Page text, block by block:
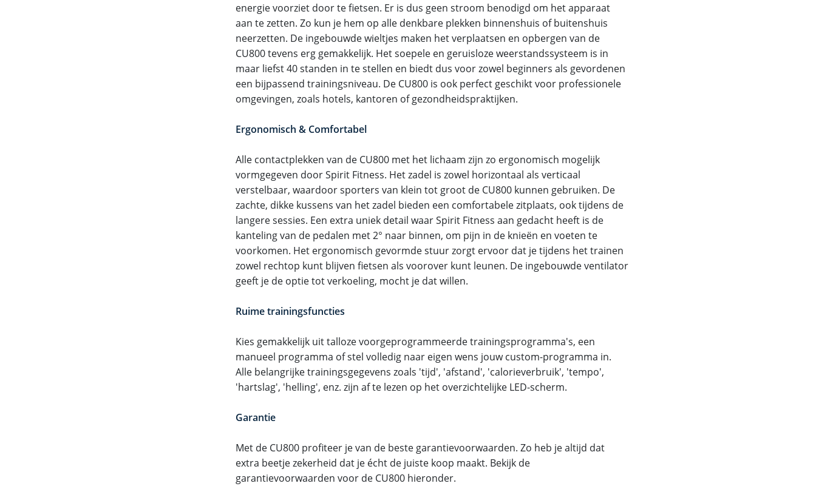
energie voorziet door te fietsen. Er is dus geen stroom benodigd om het apparaat
aan te zetten. Zo kun je hem op alle denkbare plekken binnenshuis of buitenshuis
neerzetten. De ingebouwde wieltjes maken het verplaatsen en opbergen van de
CU800 tevens erg gemakkelijk. Het soepele en geruisloze weerstandssysteem is in
maar liefst 40 standen in te stellen en biedt dus voor zowel beginners als gevordenen
een bijpassend trainingsniveau. De CU800 is ook perfect geschikt voor professionele
omgevingen, zoals hotels, kantoren of gezondheidspraktijken.
Ergonomisch & Comfortabel
Alle contactplekken van de CU800 met het lichaam zijn zo ergonomisch mogelijk
vormgegeven door Spirit Fitness. Het zadel is zowel horizontaal als verticaal
verstelbaar, waardoor sporters van klein tot groot de CU800 kunnen gebruiken. De
zachte, dikke kussens van het zadel bieden een comfortabele zitplaats, ook tijdens de
langere sessies. Een extra uniek detail waar Spirit Fitness aan gedacht heeft is de
kanteling van de pedalen met 2° naar binnen, om pijn in de knieën en voeten te
voorkomen. Het ergonomisch gevormde stuur zorgt ervoor dat je tijdens het trainen
zowel rechtop kunt blijven fietsen als voorover kunt leunen. De ingebouwde ventilator
geeft je de optie tot verkoeling, mocht je dat willen.
Ruime trainingsfuncties
Kies gemakkelijk uit talloze voorgeprogrammeerde trainingsprogramma's, een
manueel programma of stel volledig naar eigen wens jouw custom-programma in.
Alle belangrijke trainingsgegevens zoals 'tijd', 'afstand', 'calorieverbruik', 'tempo',
'hartslag', 'helling', enz. zijn af te lezen op het overzichtelijke LED-scherm.
Garantie
Met de CU800 profiteer je van de beste garantievoorwaarden. Zo heb je altijd dat
extra beetje zekerheid dat je écht de juiste koop maakt. Bekijk de
garantievoorwaarden voor de CU800 hieronder.